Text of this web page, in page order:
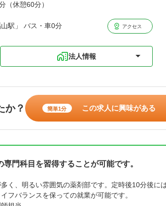
（休憩60分）
駅」 バス・車0分 アクセス
法人情報
か？ 簡単1分 この求人に興味がある
門科目を習得することが可能です。
く、明るい雰囲気の薬剤部です。定時後10分後に
フバランスを保っての就業が可能です。